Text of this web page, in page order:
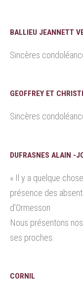
BALLIEU JEANNETT
Sincères
GEOFFREY ET
Sincères
DUFRASNES ALAIN -
« Il y a quelque
présence des
d’Ormesson
Nous présentons
ses proches.
CORNIL